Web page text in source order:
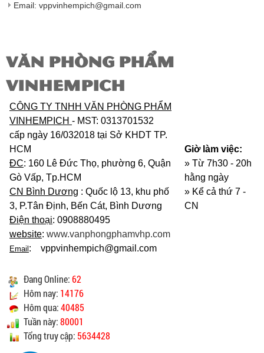
Email: vppvinhempich@gmail.com
VĂN PHÒNG PHẨM
VINHEMPICH
CÔNG TY TNHH VĂN PHÒNG PHẨM
VINHEMPICH - MST: 0313701532
cấp ngày 16/032018 tại Sở KHDT TP.
HCM
ĐC: 160 Lê Đức Thọ, phường 6, Quận
Gò Vấp, Tp.HCM
CN Bình Dương : Quốc lộ 13, khu phố
3, P.Tân Định, Bến Cát, Bình Dương
Điện thoại: 0908880495
website: www.vanphongphamvhp.com
Email : vppvinhempich@gmail.com
Giờ làm việc:
» Từ 7h30 - 20h
hằng ngày
» Kể cả thứ 7 -
CN
Đang Online:62
Hôm nay: 14176
Hôm qua:40485
Tuần này:80001
Tổng truy cập: 5634428